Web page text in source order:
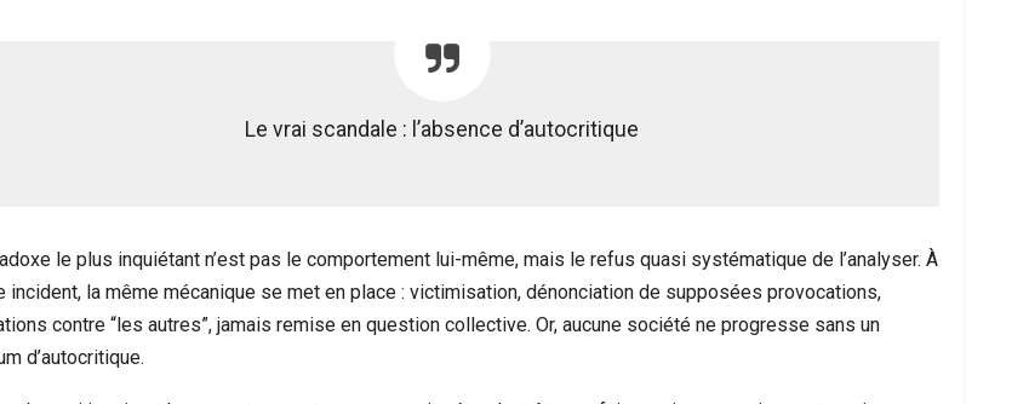
Le vrai scandale : l’absence d’autocritique
le plus inquiétant n’est pas le comportement lui-même, mais le refus quasi systématique de l’analyser. À
incident, la même mécanique se met en place : victimisation, dénonciation de supposées provocations,
contre “les autres”, jamais remise en question collective. Or, aucune société ne progresse sans un
d’autocritique.